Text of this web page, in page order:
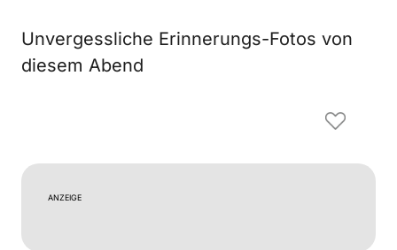
Unvergessliche Erinnerungs-Fotos von
diesem Abend
ANZEIGE